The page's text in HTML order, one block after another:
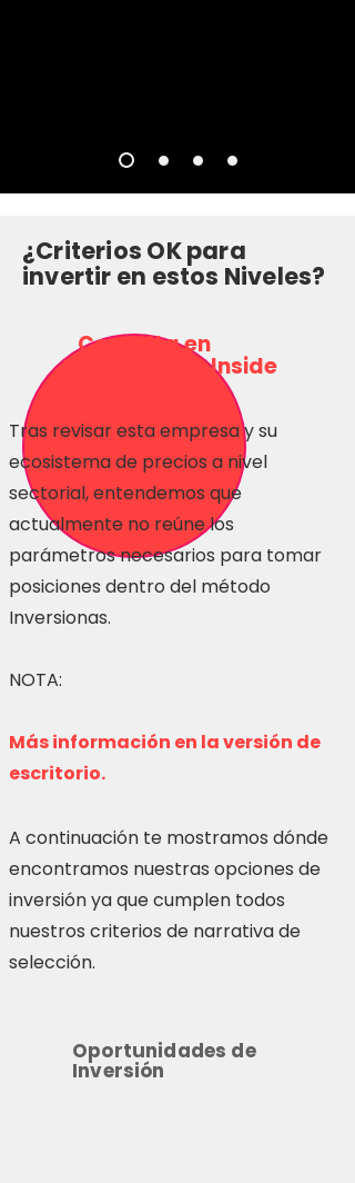
¿Criterios OK para
invertir en estos Niveles?
Consulta en
Inversionas Inside
Tras revisar esta empresa y su
ecosistema de precios a nivel
sectorial, entendemos que
actualmente no reúne los
parámetros necesarios para tomar
posiciones dentro del método
Inversionas.
NOTA:
Más información en la versión de
escritorio.
A continuación te mostramos dónde
encontramos nuestras opciones de
inversión ya que cumplen todos
nuestros criterios de narrativa de
selección.
Oportunidades de
Inversión